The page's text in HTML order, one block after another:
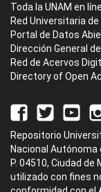
Toda la UNAM en
Red Universitaria
Portal de Datos
Dirección General
Red de Acervos
Directory of Open
Repositorio
Nacional Autónoma
P. 04510, Ciudad
utilizado con fines